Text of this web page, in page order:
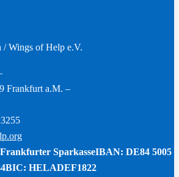
/ Wings of Help e.V.
Frankfurt a.M. –
SparkasseIBAN: DE84 5005
BIC: HELADEF1822